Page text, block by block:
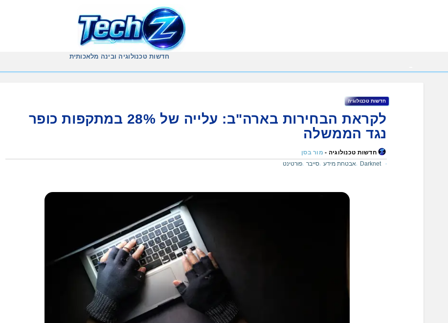
חדשות טכנולוגיה ובינה מלאכותית
חדשות טכנולוגיה
לקראת הבחירות בארה"ב: עלייה של 28% במתקפות כופר
נגד הממשלה
חדשות טכנולוגיה - מור בסן
Darknet
,אבטחת מידע ,סייבר ,פורטינט